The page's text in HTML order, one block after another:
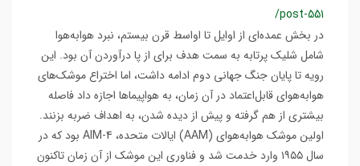
/post-551
در بخش عمده‌ای از اوایل تا اواسط قرن بیستم، نبرد هوا‌به‌هوا
شامل شلیک پرتابه به سمت هدف برای از پا درآوردن آن بود. این
رویه تا پایان جنگ جهانی دوم ادامه داشت، اما اختراع موشک‌های
هوابه‌هوای قابل‌اعتماد در آن زمان، به هواپیماها اجازه داد فاصله
بیشتری از هم گرفته و پیش از دیده شدن، به اهداف ضربه بزنند.
اولین موشک هوابه‌هوای (AAM) ایالات متحده، AIM-4 بود که در
سال ۱۹۵۵ وارد خدمت شد و فناوری این موشک از آن زمان تاکنون